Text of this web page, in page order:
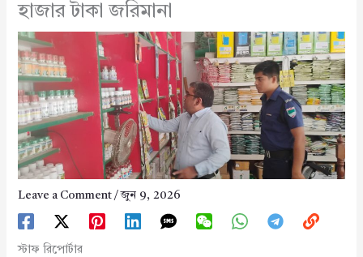
হাজার টাকা জরিমানা
Leave a Comment /জুন 9, 2026
স্টাফ রিপোর্টার